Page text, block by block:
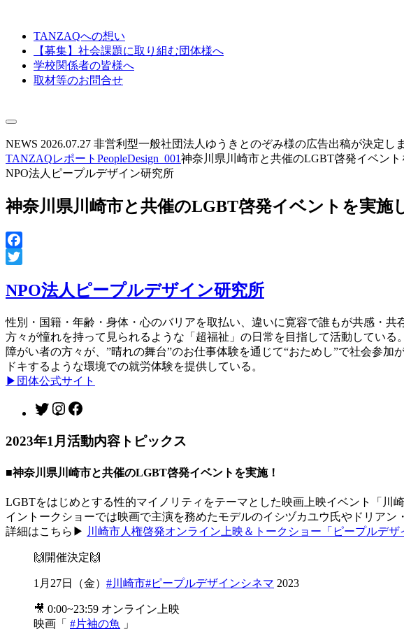
TANZAQへの想い
【募集】社会課題に取り組む団体様へ
学校関係者の皆様へ
取材等のお問合せ
NEWS 2026.07.27 非営利型一般社団法人ゆうきとのぞみ様の広告出稿が決定し
TANZAQレポート PeopleDesign_001神奈川県川崎市と共催のLGBT啓発イベント
NPO法人ピープルデザイン研究所
神奈川県川崎市と共催のLGBT啓発イベントを実施
NPO法人ピープルデザイン研究所
性別・国籍・年齢・身体・心のバリアを取払い、違いに寛容で誰もが共感・
方々が憧れを持って見られるような「超福祉」の日常を目指して活動している。
障がい者の方々が、”晴れの舞台”のお仕事体験を通じて“おためし”で社会参
ドキするような環境での就労体験を提供している。
▶団体公式サイト
TwitterInstagram
2023年1月活動内容トピックス
■神奈川県川崎市と共催のLGBT啓発イベントを実施！
LGBTをはじめとする性的マイノリティをテーマとした映画上映イベント「川
イントークショーでは映画で主演を務めたモデルのイシヅカユウ氏やドリア
詳細はこちら▶ 川崎市人権啓発オンライン上映＆トークショー「ピープルデザ
🙌開催決定🙌
1月27日（金） #川崎市#ピープルデザインシネマ 2023
🎥 0:00~23:59 オンライン上映
映画「 #片袖の魚 」